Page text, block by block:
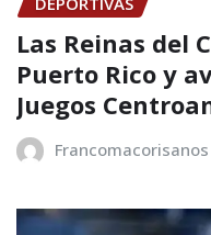
Las Reinas del
Puerto Rico y
Juegos
Francomacorisanos